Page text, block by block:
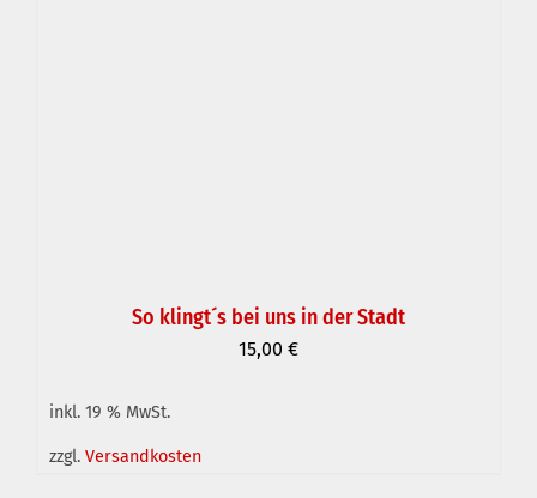
So klingt´s bei uns in der Stadt
15,00 €
inkl. 19 % MwSt.
zzgl. Versandkosten